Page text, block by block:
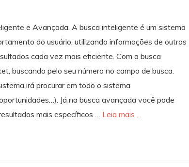
e Avançada. A busca inteligente é um sistema
do usuário, utilizando informações de outros
cada vez mais eficiente. Com a busca
buscando pelo seu número no campo de busca.
irá procurar em todo o sistema
Já na busca avançada você pode
mais específicos … Leia mais ...